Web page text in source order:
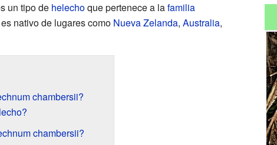
un tipo de helechoque pertenece a lafamilia
nativo de lugares como Nueva Zelanda, Australia,
chambersii?
chambersii?